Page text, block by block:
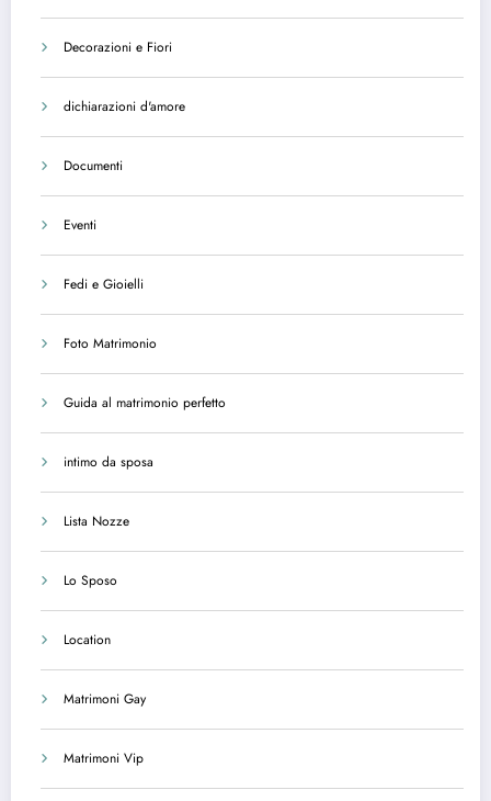
Decorazioni e Fiori
dichiarazioni d'amore
Documenti
Eventi
Fedi e Gioielli
Foto Matrimonio
Guida al matrimonio perfetto
intimo da sposa
Lista Nozze
Lo Sposo
Location
Matrimoni Gay
Matrimoni Vip